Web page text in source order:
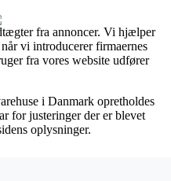
fra annoncer. Vi hjælper
vi introducerer firmaernes
fra vores website udfører
i Danmark opretholdes
for justeringer der er blevet
oplysninger.